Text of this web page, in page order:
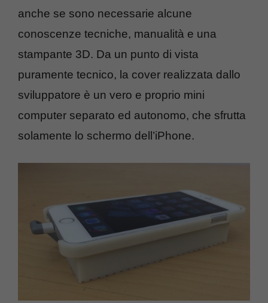
anche se sono necessarie alcune
conoscenze tecniche, manualità e una
stampante 3D. Da un punto di vista
puramente tecnico, la cover realizzata dallo
sviluppatore è un vero e proprio mini
computer separato ed autonomo, che sfrutta
solamente lo schermo dell’iPhone.